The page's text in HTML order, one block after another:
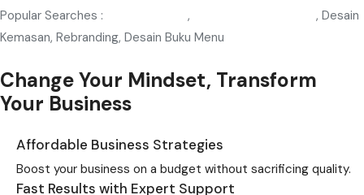
Popular Searches : ,
, Desain
Kemasan, Rebranding, Desain Buku Menu
Change Your Mindset, Transform
Your Business
Affordable Business Strategies
Boost your business on a budget without sacrificing quality.
Fast Results with Expert Support